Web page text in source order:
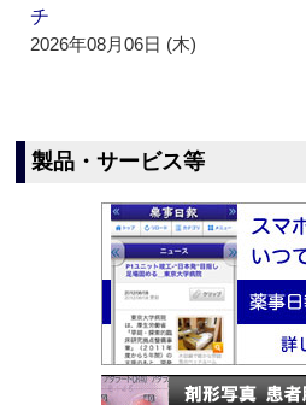
チ
2026年08月06日 (木)
製品・サービス等